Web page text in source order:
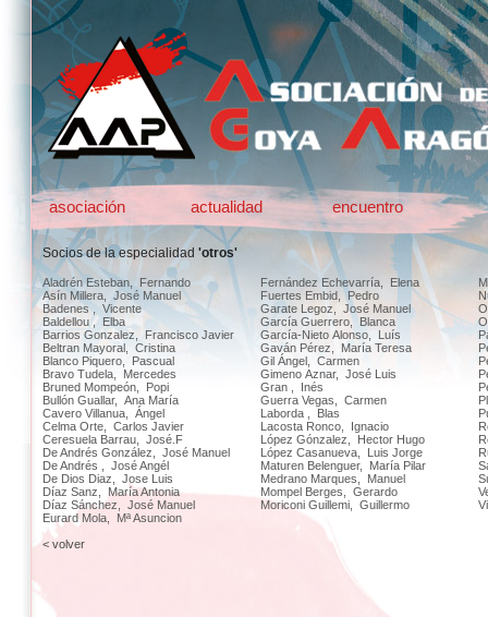
asociación actualidad encuentro
Socios de la especialidad 'otros'
Aladrén Esteban, Fernando
Asín Millera, José Manuel
Badenes , Vicente
Baldellou , Elba
Barrios Gonzalez, Francisco Javier
Beltran Mayoral, Cristina
Blanco Piquero, Pascual
Bravo Tudela, Mercedes
Bruned Mompeón, Popi
Bullón Guallar, Ana María
Cavero Villanua, Ángel
Celma Orte, Carlos Javier
Ceresuela Barrau, José.F
De Andrés González, José Manuel
De Andrés , José Angél
De Dios Diaz, Jose Luis
Díaz Sanz, María Antonia
Díaz Sánchez, José Manuel
Eurard Mola, Mª Asuncion
< volver
Fernández Echevarría, Elena
Fuertes Embid, Pedro
Garate Legoz, José Manuel
García Guerrero, Blanca
Garcí­a-Nieto Alonso, Luí­s
Gaván Pérez, María Teresa
Gil Ángel, Carmen
Gimeno Aznar, José Luis
Gran , Inés
Guerra Vegas, Carmen
Laborda , Blas
Lacosta Ronco, Ignacio
López Gónzalez, Hector Hugo
López Casanueva, Luis Jorge
Maturen Belenguer, María Pilar
Medrano Marques, Manuel
Mompel Berges, Gerardo
Moriconi Guillemi, Guillermo